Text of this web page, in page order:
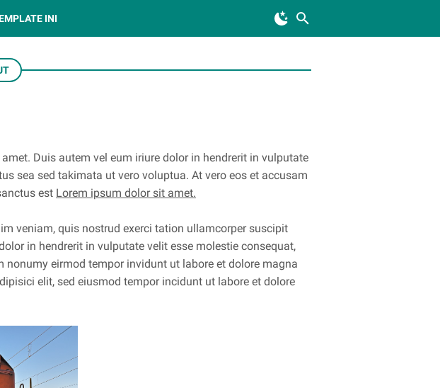
INI
Duis autem vel eum iriure dolor in hendrerit in vulputate
sea sed takimata ut vero voluptua. At vero eos et accusam
est Lorem ipsum dolor sit amet.
veniam, quis nostrud exerci tation ullamcorper suscipit
in hendrerit in vulputate velit esse molestie consequat,
eirmod tempor invidunt ut labore et dolore magna
elit, sed eiusmod tempor incidunt ut labore et dolore